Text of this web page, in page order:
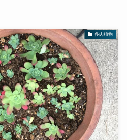
多肉植物